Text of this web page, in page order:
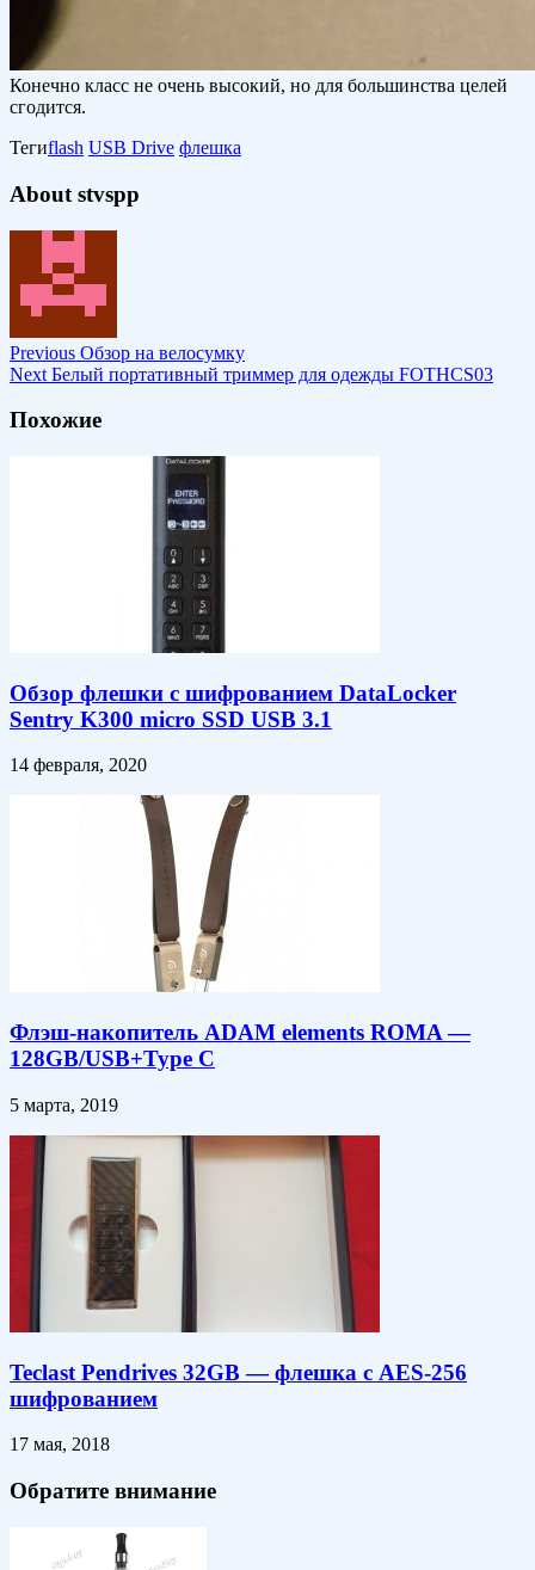
Конечно класс не очень высокий, но для большинства целей
сгодится.
Тегиflash USB Drive флешка
About stvspp
Previous Обзор на велосумку
Next Белый портативный триммер для одежды FOTHCS03
Похожие
Обзор флешки с шифрованием DataLocker
Sentry K300 micro SSD USB 3.1
14 февраля, 2020
Флэш-накопитель ADAM elements ROMA —
128GB/USB+Type C
5 марта, 2019
Teclast Pendrives 32GB — флешка с AES-256
шифрованием
17 мая, 2018
Обратите внимание